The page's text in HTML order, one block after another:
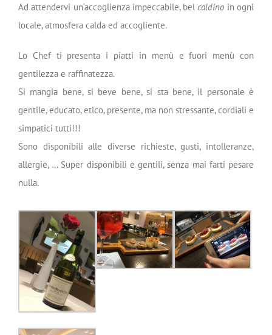
Ad attendervi un’accoglienza impeccabile, belcaldino in ogni
locale, atmosfera calda ed accogliente.
Lo Chef ti presenta i piatti in menù e fuori menù con
gentilezza e raffinatezza.
Si mangia bene, si beve bene, si sta bene, il personale è
gentile, educato, etico, presente, ma non stressante, cordiali e
simpatici tutti!!!
Sono disponibili alle diverse richieste, gusti, intolleranze,
allergie, … Super disponibili e gentili, senza mai farti pesare
nulla.